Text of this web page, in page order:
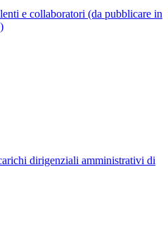
e collaboratori (da pubblicare in
dirigenziali amministrativi di